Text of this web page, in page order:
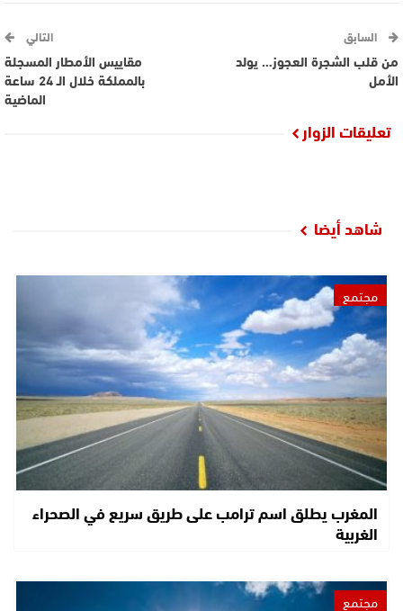
السابق
من قلب الشجرة العجوز… يولد
الأمل
التالي
مقاييس الأمطار المسجلة
بالمملكة خلال الـ 24 ساعة
الماضية
تعليقات الزوار
شاهد أيضا
مجتمع
المغرب يطلق اسم ترامب على طريق سريع في الصحراء
الغربية
مجتمع